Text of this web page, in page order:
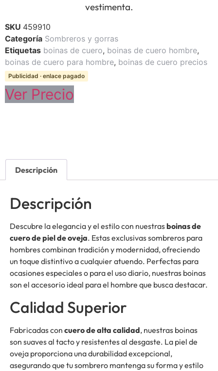
vestimenta.
SKU 459910
Categoría Sombreros y gorras
Etiquetas boinas de cuero, boinas de cuero hombre,
boinas de cuero para hombre, boinas de cuero precios
Publicidad · enlace pagado
Ver Precio
Descripción
Descripción
Descubre la elegancia y el estilo con nuestrasboinas de
cuero de piel de oveja. Estas exclusivas sombreros para
hombres combinan tradición y modernidad, ofreciendo
un toque distintivo a cualquier atuendo. Perfectas para
ocasiones especiales o para el uso diario, nuestras boinas
son el accesorio ideal para el hombre que busca destacar.
Calidad Superior
Fabricadas con cuero de alta calidad, nuestras boinas
son suaves al tacto y resistentes al desgaste. La piel de
oveja proporciona una durabilidad excepcional,
asegurando que tu sombrero mantenga su forma y estilo